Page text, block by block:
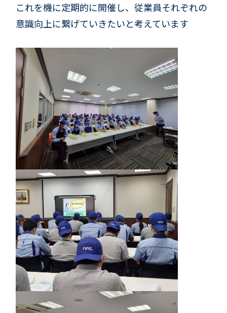
これを機に定期的に開催し、従業員それぞれの
意識向上に繋げていきたいと考えています